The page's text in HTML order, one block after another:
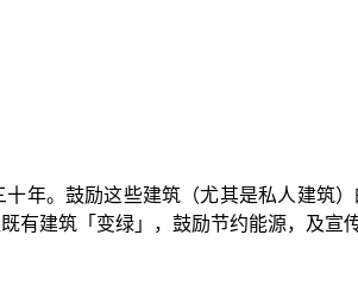
年。鼓励这些建筑（尤其是私人建筑
有建筑「变绿」，鼓励节约能源，及宣